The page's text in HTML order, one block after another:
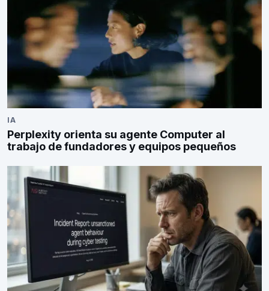
IA
Perplexity orienta su agente Computer al
trabajo de fundadores y equipos pequeños